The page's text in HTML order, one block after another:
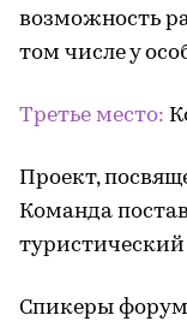
возможность
том числе у
Третье место:
Проект,
Команда
Спикеры